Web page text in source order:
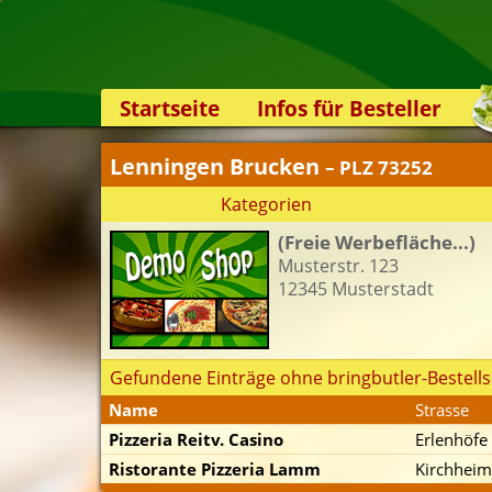
Startseite
Infos für Besteller
Lieferservice-App
Weiterempfehlen
Newsletter
Sicherheit
Kontakt
Lenningen Brucken – PLZ 73252
Kategorien
(Freie Werbefläche...)
Musterstr. 123
12345 Musterstadt
Gefundene Einträge ohne bringbutler-
Name Strasse
Pizzeria Reitv. Casino
Erlenhöfe
Ristorante Pizzeria Lamm